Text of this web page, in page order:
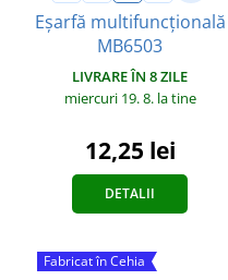
Eșarfă multifuncțională
MB6503
LIVRARE ÎN 8 ZILE
miercuri 19. 8. la tine
12,25 lei
DETALII
Fabricat în Cehia